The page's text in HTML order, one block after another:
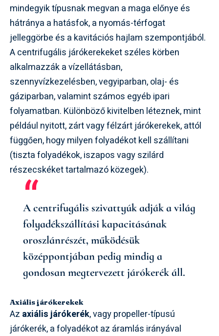
mindegyik típusnak megvan a maga előnye és
hátránya a hatásfok, a nyomás-térfogat
jelleggörbe és a kavitációs hajlam szempontjából.
A centrifugális járókerekeket széles körben
alkalmazzák a vízellátásban,
szennyvízkezelésben, vegyiparban, olaj- és
gáziparban, valamint számos egyéb ipari
folyamatban. Különböző kivitelben léteznek, mint
például nyitott, zárt vagy félzárt járókerekek, attól
függően, hogy milyen folyadékot kell szállítani
(tiszta folyadékok, iszapos vagy szilárd
részecskéket tartalmazó közegek).
A centrifugális szivattyúk adják a világ
folyadékszállítási kapacitásának
oroszlánrészét, működésük
középpontjában pedig mindig a
gondosan megtervezett járókerék áll.
Axiális járókerekek
Az axiális járókerék, vagy propeller-típusú
járókerék, a folyadékot az áramlás irányával